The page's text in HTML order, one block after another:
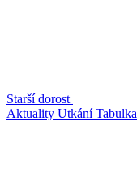
Starší dorost
Aktuality UtkáníTabulka